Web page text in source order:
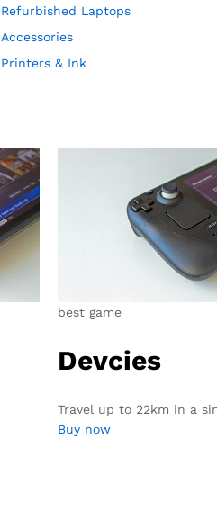
Refurbished Laptops
Accessories
Printers & Ink
best game
Devcies
Travel up to 22km in a
Buy now